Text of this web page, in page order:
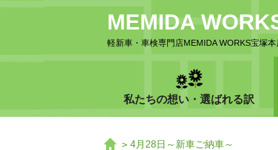
MEMIDA
軽新車・車検専門店MEMIDA WORKS宝塚本
私たちの想い・選ばれる訳
4月28日～新車ご納車～